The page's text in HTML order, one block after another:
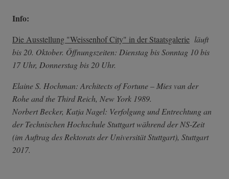
Info:
Die Ausstellung "Weissenhof City" in der Staatsgalerie läuft
bis 20. Oktober. Öffnungszeiten: Dienstag bis Sonntag 10 bis
17 Uhr, Donnerstag bis 20 Uhr.
Elaine S. Hochman: Architects of Fortune – Mies van der
Rohe and the Third Reich, New York 1989.
Norbert Becker, Katja Nagel: Verfolgung und Entrechtung an
der Technischen Hochschule Stuttgart während der NS-Zeit
(im Auftrag des Rektorats der Universität Stuttgart), Stuttgart
2017.